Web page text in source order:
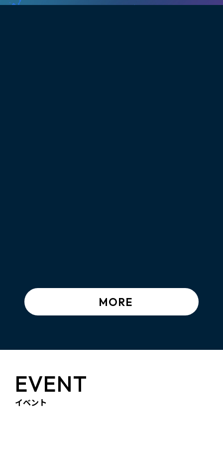
MORE
EVENT
イベント